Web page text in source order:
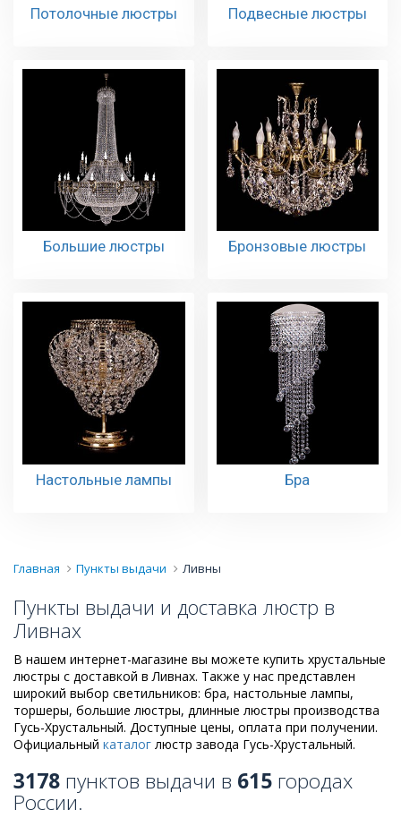
Потолочные люстры Подвесные люстры
Большие люстры Бронзовые люстры
Настольные лампы Бра
Главная Пункты выдачи Ливны
Пункты выдачи и доставка люстр в
Ливнах
В нашем интернет-магазине вы можете купить хрустальные
люстры с доставкой в Ливнах. Также у нас представлен
широкий выбор светильников: бра, настольные лампы,
торшеры, большие люстры, длинные люстры производства
Гусь-Хрустальный. Доступные цены, оплата при получении.
Официальный каталог люстр завода Гусь-Хрустальный.
3178 пунктов выдачи в 615 городах
России.